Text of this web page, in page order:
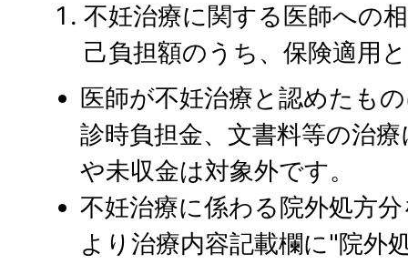
不妊治療に関する医師への
己負担額のうち、保険適用
医師が不妊治療と認めたも
診時負担金、文書料等の治
や未収金は対象外です。
不妊治療に係わる院外処方
より治療内容記載欄に"院外